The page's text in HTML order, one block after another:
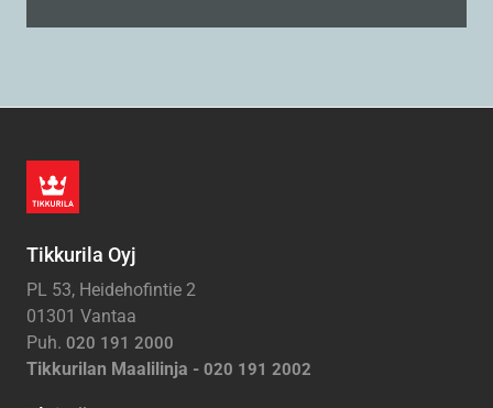
Tikkurila Oyj
PL 53, Heidehofintie 2
01301 Vantaa
Puh. 020 191 2000
Tikkurilan Maalilinja - 020 191 2002